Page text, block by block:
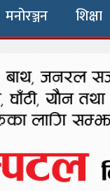
मनोरञ्जन शिक्षा